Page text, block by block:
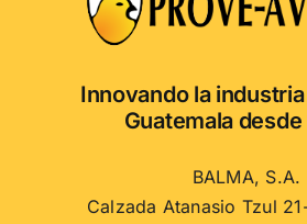
Innovando la
Guatemala desde
BALMA, S.A.
Calzada Atanasio Tzul